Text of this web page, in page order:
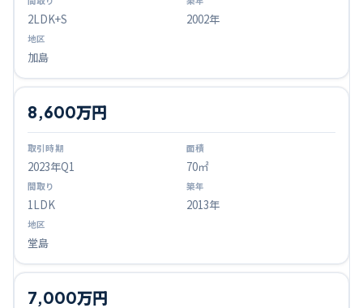
2LDK+S 2002年
加島
2023年Q1
8,600万円
70㎡
1LDK 2013年
堂島
7,000万円